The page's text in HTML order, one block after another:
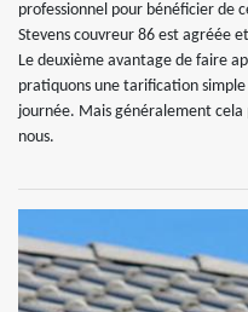
professionnel pour bénéficier de
Stevens couvreur 86 est agréée
Le deuxième avantage de faire
pratiquons une tarification
journée. Mais généralement
nous.